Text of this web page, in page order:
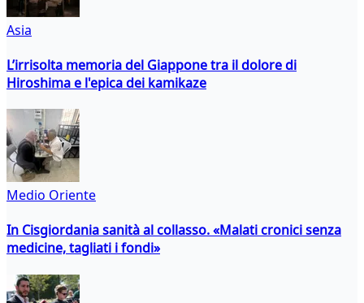
Asia
L’irrisolta memoria del Giappone tra il dolore di
Hiroshima e l'epica dei kamikaze
Medio Oriente
In Cisgiordania sanità al collasso. «Malati cronici senza
medicine, tagliati i fondi»